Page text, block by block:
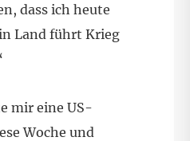
dass ich heute
Land führt Krieg
mir eine US-
Woche und